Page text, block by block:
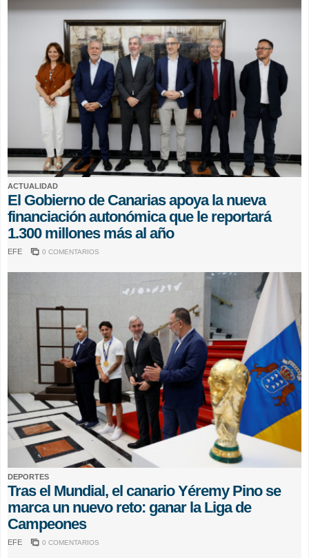
ACTUALIDAD
El Gobierno de Canarias apoya la nueva
financiación autonómica que le reportará
1.300 millones más al año
EFE 0 COMENTARIOS
DEPORTES
Tras el Mundial, el canario Yéremy Pino se
marca un nuevo reto: ganar la Liga de
Campeones
EFE 0 COMENTARIOS